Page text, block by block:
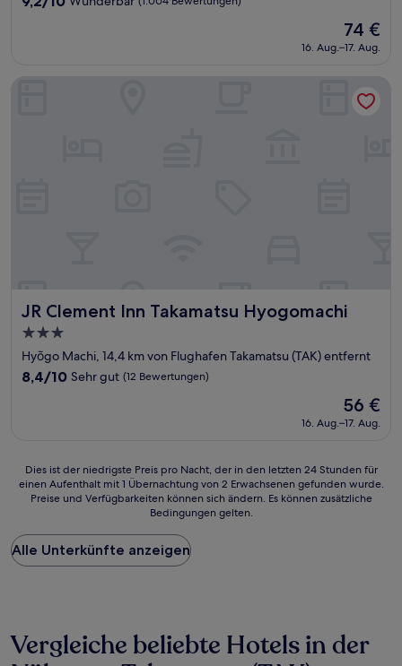
Bewertungen)
Der
Preis
beträgt
74 €
16. Aug.–17. Aug.
JR Clement Inn Takamatsu Hyogomachi
JR Clement Inn Takamatsu Hyogomachi
3.0-
Sterne-
Unterkunft
Hyōgo Machi, 14,4 km von Flughafen Takamatsu (TAK) entfernt
8.4
Bewertungen)
8,4/10 Sehr gut (12 Bewertungen)
Der
Preis
beträgt
56 €
16. Aug.–17. Aug.
JR Clement Inn Takamatsu Hyogomachi
Dies
ist
Preis
pro
Nacht,
24 Stunden
Dies ist der niedrigste Preis pro Nacht, der in den letzten 24 Stunden für
einen Aufenthalt mit 1 Übernachtung von 2 Erwachsenen gefunden wurde.
Preise und Verfügbarkeiten können sich ändern. Es können zusätzliche
Bedingungen gelten.
Alle Unterkünfte anzeigen
Vergleiche beliebte Hotels in der